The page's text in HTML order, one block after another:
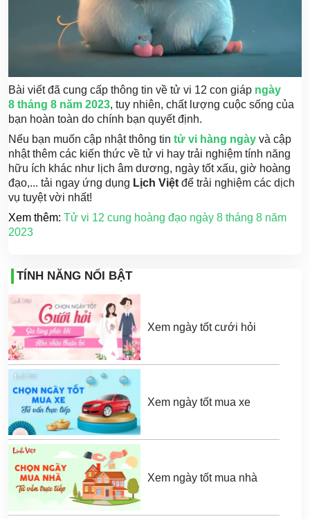
Bài viết đã cung cấp thông tin về tử vi 12 con giáp ngày
8 tháng 8 năm 2023, tuy nhiên, chất lượng cuộc sống của
bạn hoàn toàn do chính bạn quyết định.
Nếu bạn muốn cập nhật thông tin tử vi hàng ngày và cập
nhật thêm các kiến thức về tử vi hay trải nghiệm tính năng
hữu ích khác như lịch âm dương, ngày tốt xấu, giờ hoàng
đạo,... tải ngay ứng dụng Lịch Việt để trải nghiệm các dịch
vụ tuyệt vời nhất!
Xem thêm: Tử vi 12 cung hoàng đạo ngày 8 tháng 8 năm
2023
TÍNH NĂNG NỔI BẬT
Xem ngày tốt cưới hỏi
Xem ngày tốt mua xe
Xem ngày tốt mua nhà